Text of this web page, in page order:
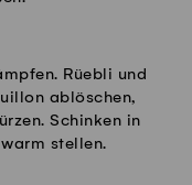
Rüebli und
ablöschen,
Schinken in
stellen.